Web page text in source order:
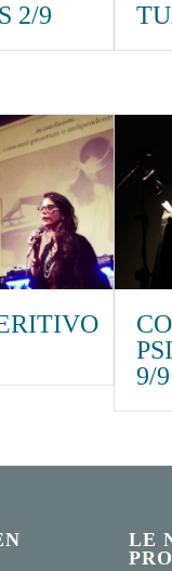
2/9
9/9
LE